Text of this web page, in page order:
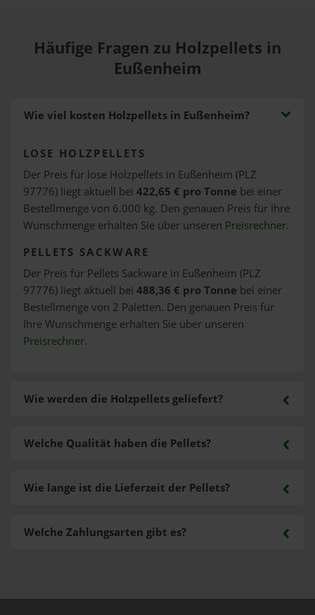
Häufige Fragen zu Holzpellets in
Eußenheim
Wie viel kosten Holzpellets in Eußenheim?
LOSE HOLZPELLETS
Der Preis für lose Holzpellets in Eußenheim (PLZ
97776) liegt aktuell bei 422,65 € pro Tonne bei einer
Bestellmenge von 6.000 kg. Den genauen Preis für Ihre
Wunschmenge erhalten Sie über unseren Preisrechner.
PELLETS SACKWARE
Der Preis für Pellets Sackware in Eußenheim (PLZ
97776) liegt aktuell bei 488,36 € pro Tonne bei einer
Bestellmenge von 2 Paletten. Den genauen Preis für
Ihre Wunschmenge erhalten Sie über unseren
Preisrechner.
Wie werden die Holzpellets geliefert?
Welche Zahlungsarten gibt es?
Welche Qualität haben die Pellets?
Wie lange ist die Lieferzeit der Pellets?